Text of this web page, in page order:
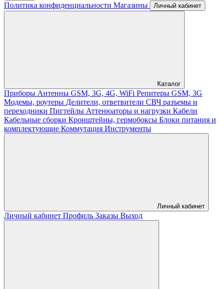
Политика конфиденциальности Магазины Личный кабинет
Каталог
Приборы Антенны GSM, 3G, 4G, WiFi Репитеры GSM, 3G
Модемы, роутеры Делители, ответвители СВЧ разъемы и
переходники Пигтейлы Аттенюаторы и нагрузки Кабели
Кабельные сборки Кронштейны, гермобоксы Блоки питания и
комплектующие Коммутация Инструменты
Личный кабинет
Личный кабинет Профиль Заказы Выход